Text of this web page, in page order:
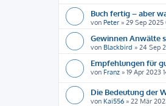
Buch fertig – aber
von Peter » 29 Sep 2025
Gewinnen Anwälte
von Blackbird » 24 Sep
Empfehlungen für
von Franz » 19 Apr 2023
Die Bedeutung der
von Kai556 » 22 Mär